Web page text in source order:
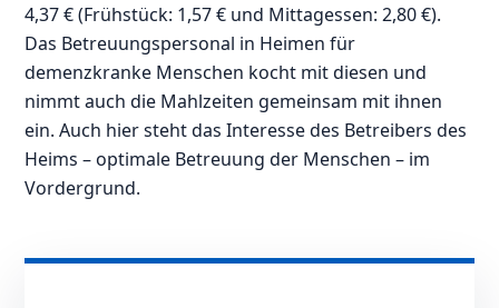
4,37 € (Frühstück: 1,57 € und Mittagessen: 2,80 €).
Das Betreuungspersonal in Heimen für
demenzkranke Menschen kocht mit diesen und
nimmt auch die Mahlzeiten gemeinsam mit ihnen
ein. Auch hier steht das Interesse des Betreibers des
Heims – optimale Betreuung der Menschen – im
Vordergrund.